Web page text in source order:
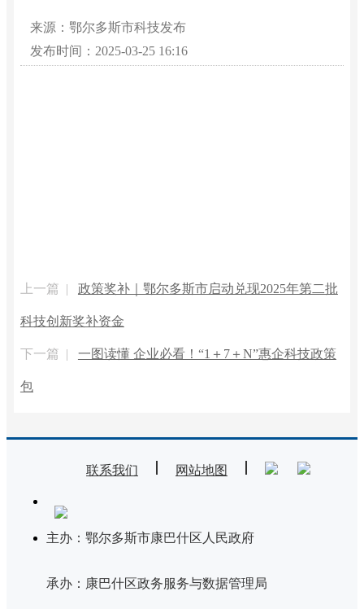
来源：鄂尔多斯市科技发布
发布时间：2025-03-25 16:16
上一篇 | 政策奖补｜鄂尔多斯市启动兑现2025年第二批
科技创新奖补资金
下一篇 | 一图读懂 企业必看！“1＋7＋N”惠企科技政策
包
联系我们 网站地图
主办：鄂尔多斯市康巴什区人民政府
承办：康巴什区政务服务与数据管理局